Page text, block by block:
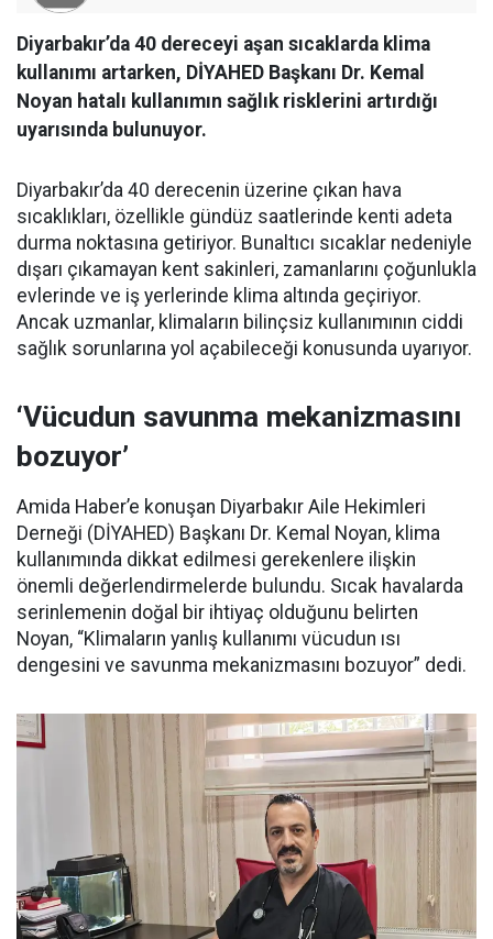
Diyarbakır’da 40 dereceyi aşan sıcaklarda klima
kullanımı artarken, DİYAHED Başkanı Dr. Kemal
Noyan hatalı kullanımın sağlık risklerini artırdığı
uyarısında bulunuyor.
Diyarbakır’da 40 derecenin üzerine çıkan hava
sıcaklıkları, özellikle gündüz saatlerinde kenti adeta
durma noktasına getiriyor. Bunaltıcı sıcaklar nedeniyle
dışarı çıkamayan kent sakinleri, zamanlarını çoğunlukla
evlerinde ve iş yerlerinde klima altında geçiriyor.
Ancak uzmanlar, klimaların bilinçsiz kullanımının ciddi
sağlık sorunlarına yol açabileceği konusunda uyarıyor.
‘Vücudun savunma mekanizmasını
bozuyor’
Amida Haber’e konuşan Diyarbakır Aile Hekimleri
Derneği (DİYAHED) Başkanı Dr. Kemal Noyan, klima
kullanımında dikkat edilmesi gerekenlere ilişkin
önemli değerlendirmelerde bulundu. Sıcak havalarda
serinlemenin doğal bir ihtiyaç olduğunu belirten
Noyan, “Klimaların yanlış kullanımı vücudun ısı
dengesini ve savunma mekanizmasını bozuyor” dedi.